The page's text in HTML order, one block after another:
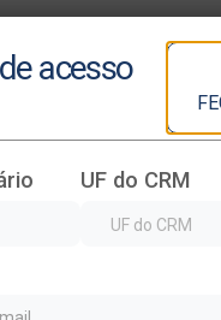
acesso
UF do CRM
text inside of a div